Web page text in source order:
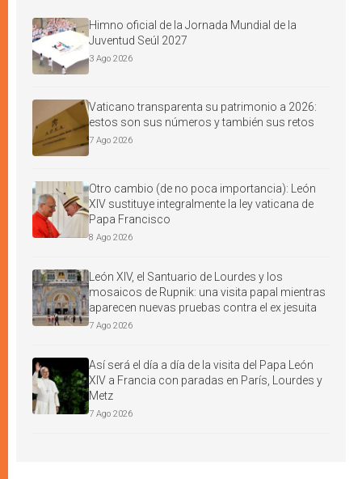
Himno oficial de la Jornada Mundial de la
Juventud Seúl 2027
3 Ago 2026
Vaticano transparenta su patrimonio a 2026:
estos son sus números y también sus retos
7 Ago 2026
Otro cambio (de no poca importancia): León
XIV sustituye integralmente la ley vaticana de
Papa Francisco
8 Ago 2026
León XIV, el Santuario de Lourdes y los
mosaicos de Rupnik: una visita papal mientras
aparecen nuevas pruebas contra el ex jesuita
7 Ago 2026
Así será el día a día de la visita del Papa León
XIV a Francia con paradas en París, Lourdes y
Metz
7 Ago 2026